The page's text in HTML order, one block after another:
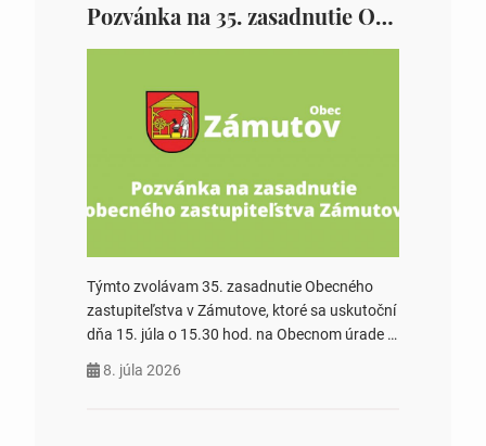
Pozvánka na 35. zasadnutie OZ v Zámutove
Týmto zvolávam 35. zasadnutie Obecného
zastupiteľstva v Zámutove, ktoré sa uskutoční
dňa 15. júla o 15.30 hod. na Obecnom úrade v
rokovania 2. Schválenie návrhovej komisie a
8. júla 2026